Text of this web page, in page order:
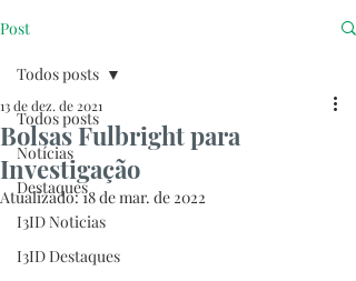
Post
Todos posts
Notícias
Destaques
I3ID Noticias
I3ID Destaques
Todos posts
Bolsas Fulbright para
Investigação
13 de dez. de 2021
Atualizado:18 de mar. de 2022